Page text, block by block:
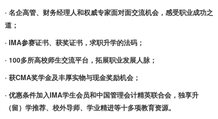
· 名企高管、财务经理人和权威专家面对面交流机会，感受职业成功之
道；
· IMA参赛证书、获奖证书，求职升学的法码；
· 100多所高校师生交流平台，拓展职业发展人脉；
· 获CMA奖学金及丰厚实物与现金奖励机会；
· 优惠条件加入IMA学生会员和中国管理会计精英联合会，独享升
（留）学推荐、校外导师、学业精进等十多项教育资源。